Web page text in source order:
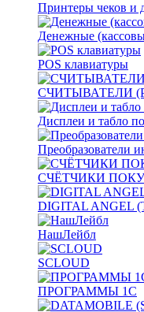
Принтеры чеков и
Денежные
POS клавиатуры
СЧИТЫВАТЕЛИ
Дисплеи и табло
Преобразователи
СЧЁТЧИКИ
DIGITAL ANGEL
НашЛейбл
SCLOUD
ПРОГРАММЫ 1С